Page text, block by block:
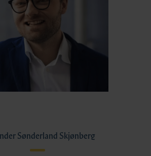
Sønderland Skjønberg